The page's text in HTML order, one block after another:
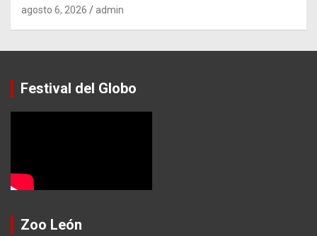
agosto 6, 2026 admin
Festival del Globo
Zoo León